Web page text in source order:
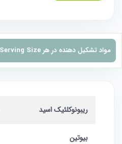
مواد تشکیل دهنده در هر Serving Size
ریبونوکلئیک اسید
بیوتین